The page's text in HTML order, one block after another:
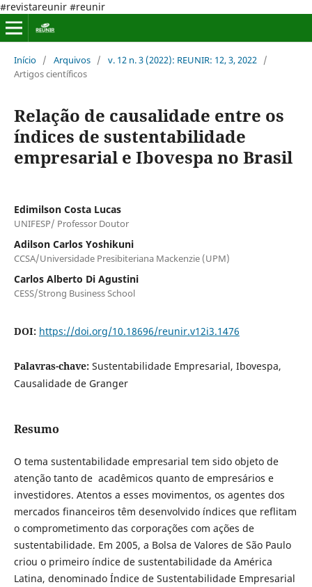
#revistareunir #reunir
Início / Arquivos / v. 12 n. 3 (2022): REUNIR: 12, 3, 2022 /
Artigos científicos
Relação de causalidade entre os
índices de sustentabilidade
empresarial e Ibovespa no Brasil
Edimilson Costa Lucas
UNIFESP/ Professor Doutor
Adilson Carlos Yoshikuni
CCSA/Universidade Presibiteriana Mackenzie (UPM)
Carlos Alberto Di Agustini
CESS/Strong Business School
DOI: https://doi.org/10.18696/reunir.v12i3.1476
Palavras-chave: Sustentabilidade Empresarial, Ibovespa,
Causalidade de Granger
Resumo
O tema sustentabilidade empresarial tem sido objeto de
atenção tanto de acadêmicos quanto de empresários e
investidores. Atentos a esses movimentos, os agentes dos
mercados financeiros têm desenvolvido índices que reflitam
o comprometimento das corporações com ações de
sustentabilidade. Em 2005, a Bolsa de Valores de São Paulo
criou o primeiro índice de sustentabilidade da América
Latina, denominado Índice de Sustentabilidade Empresarial